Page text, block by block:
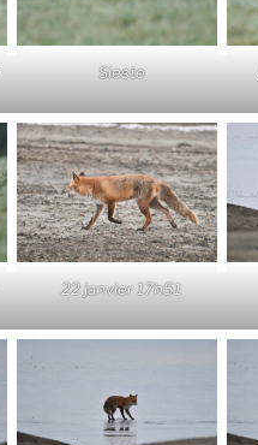
Sieste
22 janvier 17h51